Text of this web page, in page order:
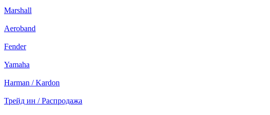
Marshall
Aeroband
Fender
Yamaha
Harman / Kardon
Трейд ин / Распродажа